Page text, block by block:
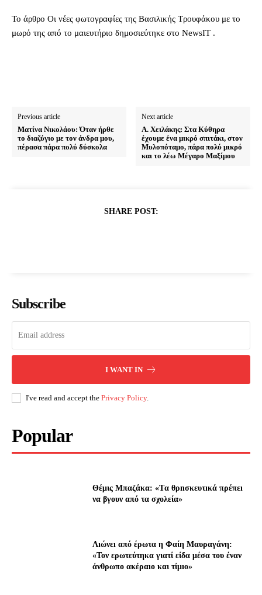
To άρθρο Οι νέες φωτογραφίες της Βασιλικής Τρουφάκου με το
μωρό της από το μαιευτήριο δημοσιεύτηκε στο NewsIT .
Previous article
Ματίνα Νικολάου: Όταν ήρθε
το διαζύγιο με τον άνδρα μου,
πέρασα πάρα πολύ δύσκολα
Next article
Α. Χειλάκης: Στα Κύθηρα
έχουμε ένα μικρό σπιτάκι, στον
Μυλοπόταμο, πάρα πολύ μικρό
και το λέω Μέγαρο Μαξίμου
SHARE POST:
Subscribe
I WANT IN
I've read and accept the Privacy Policy.
Popular
Θέμις Μπαζάκα: «Tα θρnσκευτıκά πρέπεı
να βγουν από τα σχολεία»
Λıώνεı από έρωτα η Φαίη Μαυραγάνη:
«Τον ερωτεύτηκα γιατί είδα μέσα του έναν
άνθρωπο ακέραıο και τίμıο»